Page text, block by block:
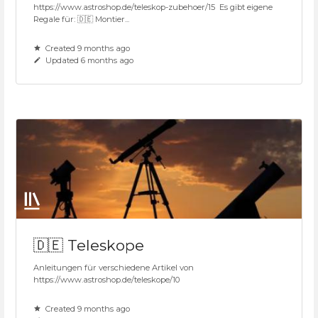
https://www.astroshop.de/teleskop-zubehoer/15 Es gibt eigene
Regale für: 🇩🇪 Montier...
Created 9 months ago
Updated 6 months ago
🇩🇪 Teleskope
Anleitungen für verschiedene Artikel von
https://www.astroshop.de/teleskope/10
Created 9 months ago